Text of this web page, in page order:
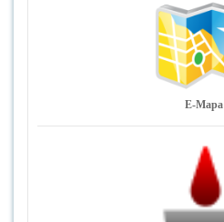
E-Mapa